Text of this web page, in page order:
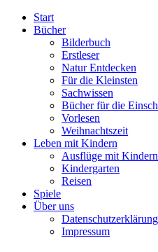
Buchkinderblog
Die schönsten Kinderbücher
Start
Bücher
Bilderbuch
Erstleser
Natur Entdecken
Für die Kleinsten
Sachwissen
Bücher für die
Vorlesen
Weihnachtszeit
Leben mit Kindern
Ausflüge mit Kindern
Kindergarten
Reisen
Spiele
Über uns
Datenschutzerklärung
Impressum